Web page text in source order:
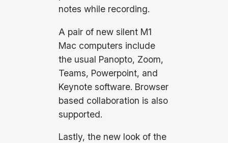
notes while recording.
A pair of new silent M1
Mac computers include
the usual Panopto, Zoom,
Teams, Powerpoint, and
Keynote software. Browser
based collaboration is also
supported.
Lastly, the new look of the